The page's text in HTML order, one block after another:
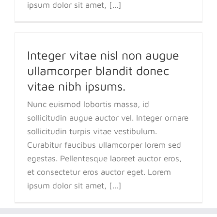
ipsum dolor sit amet, [...]
Integer vitae nisl non augue
ullamcorper blandit donec
vitae nibh ipsums.
Nunc euismod lobortis massa, id
sollicitudin augue auctor vel. Integer ornare
sollicitudin turpis vitae vestibulum.
Curabitur faucibus ullamcorper lorem sed
egestas. Pellentesque laoreet auctor eros,
et consectetur eros auctor eget. Lorem
ipsum dolor sit amet, [...]